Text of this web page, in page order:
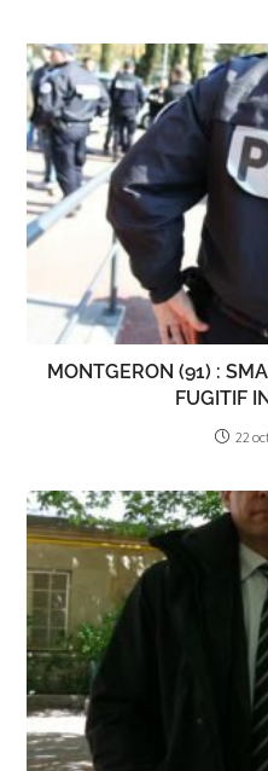
MONTGERON (91) :
FUGITIF
22